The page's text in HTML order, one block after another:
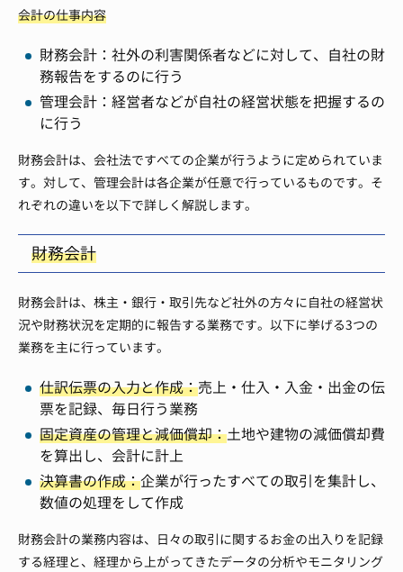
会計の仕事内容
財務会計：社外の利害関係者などに対して、自社の財
務報告をするのに行う
管理会計：経営者などが自社の経営状態を把握するの
に行う
財務会計は、会社法ですべての企業が行うように定められていま
す。対して、管理会計は各企業が任意で行っているものです。そ
れぞれの違いを以下で詳しく解説します。
財務会計
財務会計は、株主・銀行・取引先など社外の方々に自社の経営状
況や財務状況を定期的に報告する業務です。以下に挙げる3つの
業務を主に行っています。
仕訳伝票の入力と作成：売上・仕入・入金・出金の伝
票を記録、毎日行う業務
固定資産の管理と減価償却：土地や建物の減価償却費
を算出し、会計に計上
決算書の作成：企業が行ったすべての取引を集計し、
数値の処理をして作成
財務会計の業務内容は、日々の取引に関するお金の出入りを記録
する経理と、経理から上がってきたデータの分析やモニタリング